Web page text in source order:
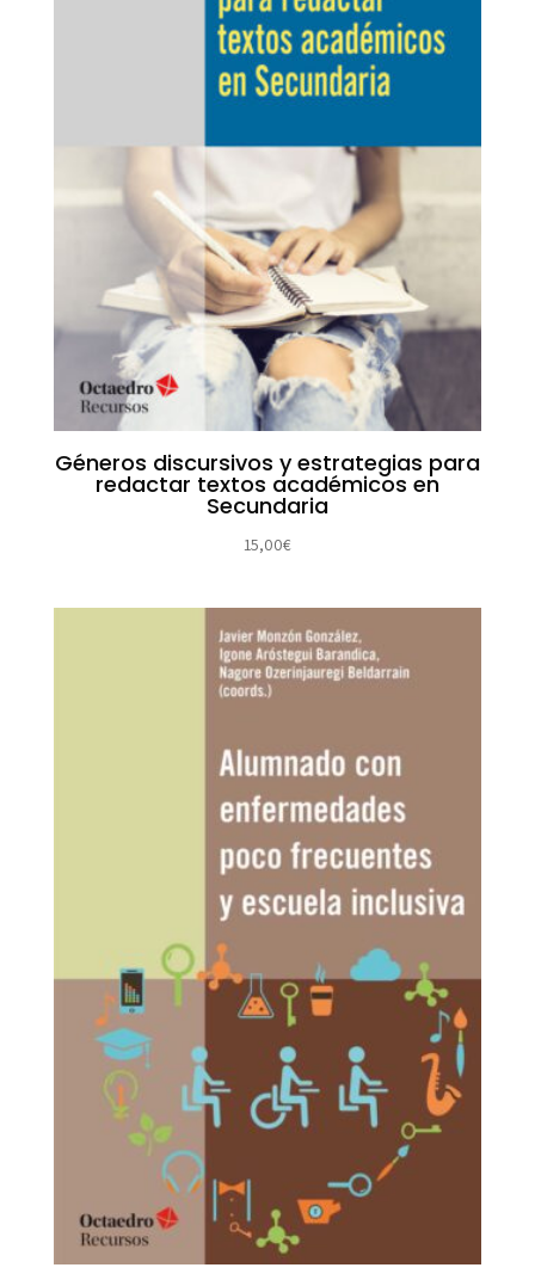
Géneros discursivos y estrategias para
redactar textos académicos en
Secundaria
15,00€